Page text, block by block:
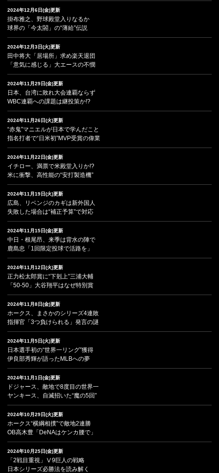
2024年12月6日(金)更新
掛布雅之、野球殿堂入りなるか
球界の「今太閤」の“薄給”伝説
2024年12月3日(火)更新
田中将大「居場所」求め楽天退団
「意気に感じる」大エースの不憫
2024年11月29日(金)更新
日本、台湾に敗れ大会連覇ならず
WBC連覇への課題は継投策か!?
2024年11月26日(火)更新
“赤鬼”マニエルが日本で学んだこと
指名打者で“日米初”MVP受賞の偉業
2024年11月22日(金)更新
イチロー、満票で米殿堂入りか!?
米に衝撃、高性能の“安打製造機”
2024年11月19日(火)更新
広島、リベンジのカギは新外国人
失敗した場合は“補正予算”で対応
2024年11月15日(金)更新
中日・根尾昂、来季は背水の陣で
鹿島忠「1回限定投球で活路を」
2024年11月12日(火)更新
正力松太郎賞に“下剋上”三浦大輔
「50-50」大谷翔平はなぜ特別賞
2024年11月8日(金)更新
ホークス、まさかのシリーズ4連敗
指揮官「3つ負けられる」発言の謎
2024年11月5日(火)更新
日本選手初の“世界一リング”獲得
伊良部秀輝が語ったMLBへの夢
2024年11月1日(金)更新
ドジャース、敵地で8度目の世界一
ヤンキース、自滅招いた“魔の5回”
2024年10月29日(火)更新
ホークス“横綱相撲”で敵地2連勝
OB高木豊「DeNAはケンカ腰で」
2024年10月25日(金)更新
「2戦目重視」Ⅴ9巨人の戦略
日本シリーズ必勝法を読み解く